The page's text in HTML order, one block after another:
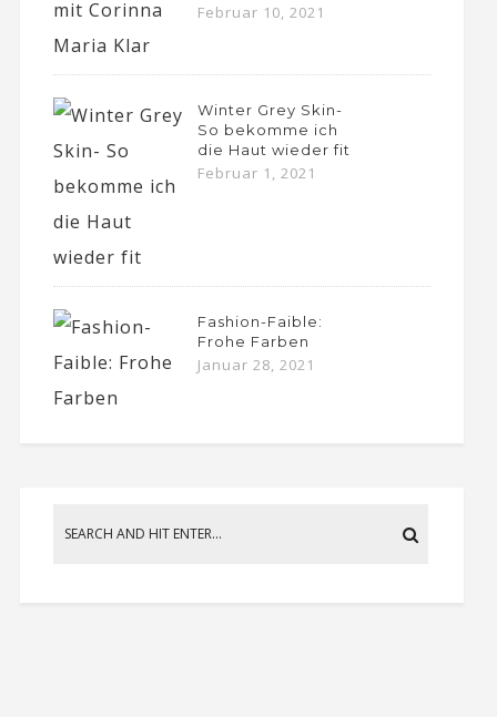
Februar 10, 2021
Winter Grey Skin-
So bekomme ich
die Haut wieder fit
Februar 1, 2021
Fashion-Faible:
Frohe Farben
Januar 28, 2021